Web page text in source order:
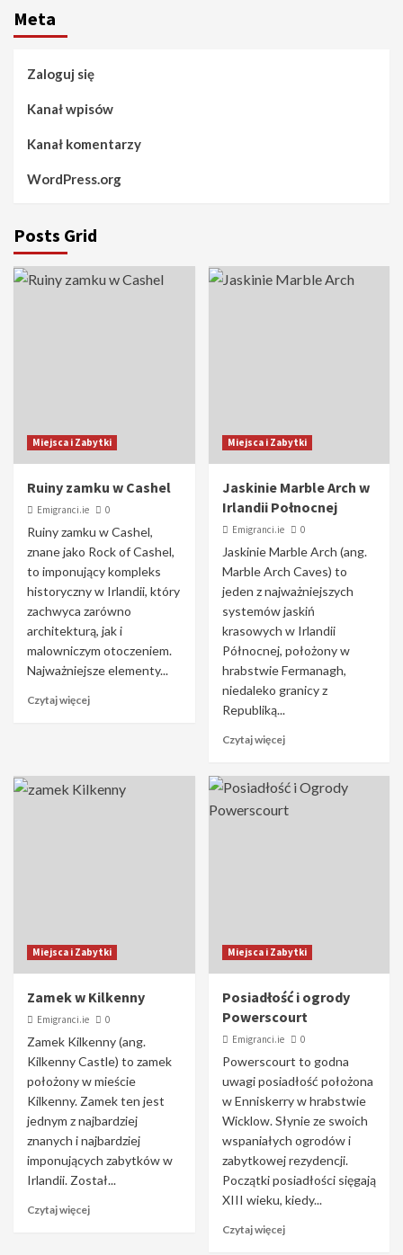
Meta
Zaloguj się
Kanał wpisów
Kanał komentarzy
WordPress.org
Posts Grid
Miejsca i Zabytki
Ruiny zamku w Cashel
Emigranci.ie 0
Ruiny zamku w Cashel,
znane jako Rock of Cashel,
to imponujący kompleks
historyczny w Irlandii, który
zachwyca zarówno
architekturą, jak i
malowniczym otoczeniem.
Najważniejsze elementy...
Czytaj więcej
Miejsca i Zabytki
Jaskinie Marble Arch w
Irlandii Połnocnej
Emigranci.ie 0
Jaskinie Marble Arch (ang.
Marble Arch Caves) to
jeden z najważniejszych
systemów jaskiń
krasowych w Irlandii
Północnej, położony w
hrabstwie Fermanagh,
niedaleko granicy z
Republiką...
Czytaj więcej
Miejsca i Zabytki
Zamek w Kilkenny
Emigranci.ie 0
Zamek Kilkenny (ang.
Kilkenny Castle) to zamek
położony w mieście
Kilkenny. Zamek ten jest
jednym z najbardziej
znanych i najbardziej
imponujących zabytków w
Irlandii. Został...
Czytaj więcej
Miejsca i Zabytki
Posiadłość i ogrody
Powerscourt
Emigranci.ie 0
Powerscourt to godna
uwagi posiadłość położona
w Enniskerry w hrabstwie
Wicklow. Słynie ze swoich
wspaniałych ogrodów i
zabytkowej rezydencji.
Początki posiadłości sięgają
XIII wieku, kiedy...
Czytaj więcej